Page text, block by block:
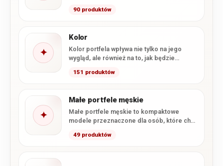
90 produktów
✦
Kolor
Kolor portfela wpływa nie tylko na jego
wygląd, ale również na to, jak będzie
151 produktów
✦
Małe portfele męskie
Małe portfele męskie to kompaktowe
modele przeznaczone dla osób, które chcą
banknoty…
49 produktów